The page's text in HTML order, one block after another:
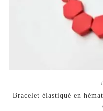
Bracelet élastiqué en